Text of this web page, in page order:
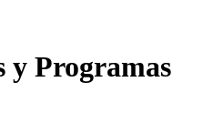
y Programas